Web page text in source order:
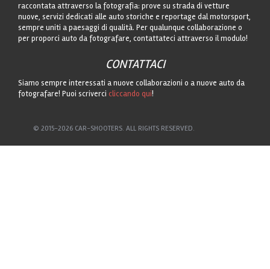
raccontata attraverso la fotografia: prove su strada di vetture
nuove, servizi dedicati alle auto storiche e reportage dal motorsport,
sempre uniti a paesaggi di qualità. Per qualunque collaborazione o
per proporci auto da fotografare, contattateci attraverso il modulo!
CONTATTACI
Siamo sempre interessati a nuove collaborazioni o a nuove auto da
fotografare! Puoi scriverci cliccando qui!
© 2015-2026 CAR-SHOOTERS. ALL RIGHTS RESERVED.